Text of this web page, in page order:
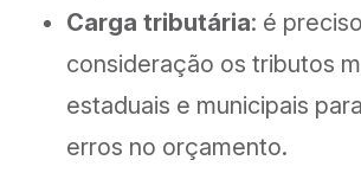
Carga tributária: é
consideração os tributos
estaduais e municipais
erros no orçamento.